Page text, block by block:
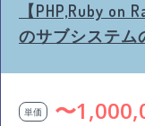
【PHP,Ruby on
のサブシステム
単価 〜